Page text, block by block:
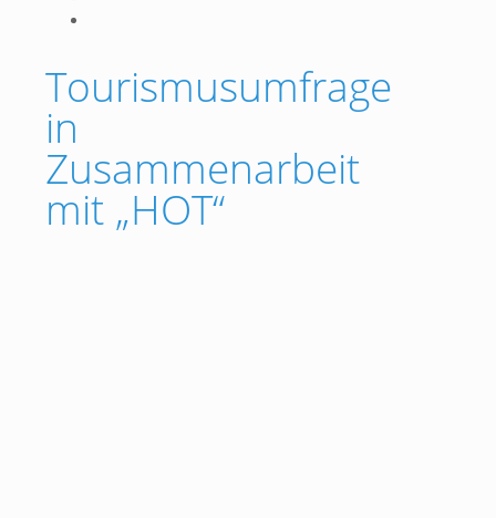
Tourismusumfrage
in
Zusammenarbeit
mit „HOT“